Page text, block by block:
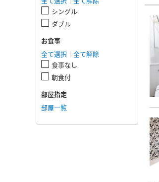
シングル
ダブル
お食事
全て選択
全て解除
食事なし
朝食付
部屋指定
部屋一覧